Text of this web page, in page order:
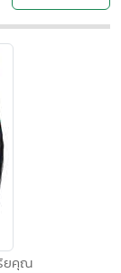
ยคุณ